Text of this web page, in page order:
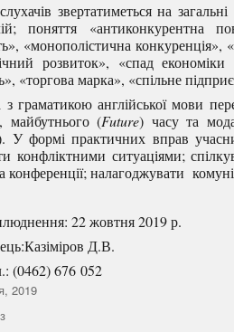
звертатиметься на
поняття «антиконкурентна
«монополістична
розвиток», «спад економіки
«торгова марка», «спільне
з граматикою англійської мови
майбутнього (Future) часу та
У формі практичних вправ
конфліктними ситуаціями;
конференції; налагоджувати
22 жовтня 2019 р.
Д.В.
(0462) 676 052
2019